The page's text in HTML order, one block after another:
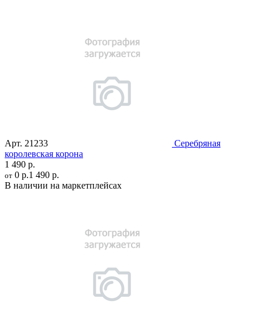
Арт. 21233
Серебряная
королевская корона
1 490 р.
от 0 р.1 490 р.
В наличии на маркетплейсах